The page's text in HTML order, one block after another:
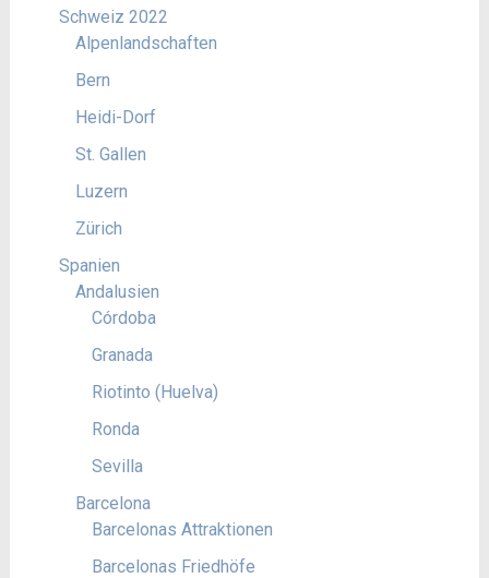
Schweiz 2022
Alpenlandschaften
Bern
Heidi-Dorf
St. Gallen
Luzern
Zürich
Spanien
Andalusien
Córdoba
Granada
Riotinto (Huelva)
Ronda
Sevilla
Barcelona
Barcelonas Attraktionen
Barcelonas Friedhöfe